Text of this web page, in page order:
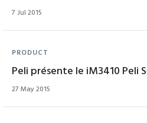
7 Jul 2015
PRODUCT
Peli présente le iM3410 Peli
27 May 2015